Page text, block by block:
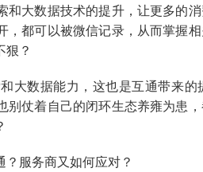
和大数据技术的提升，让更多的
，都可以被微信记录，从而掌握
狠？
大数据能力，这也是互通带来
别仗着自己的闭环生态养雍为患
服务商又如何应对？